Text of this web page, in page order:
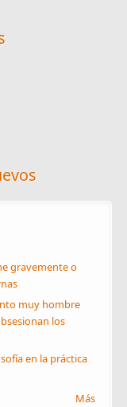
gravemente o
muy hombre
los
en la práctica
Más